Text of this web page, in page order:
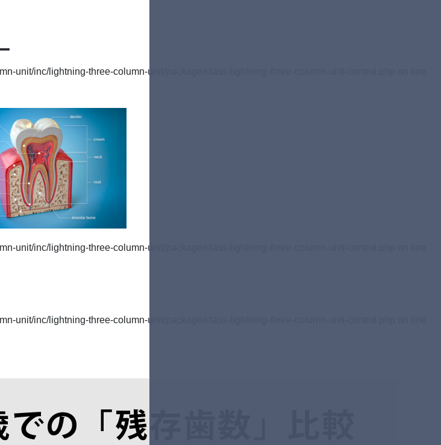
unit/inc/lightning-three-column-unit/package/class-lightning-three-column-unit-control.php on line
unit/inc/lightning-three-column-unit/package/class-lightning-three-column-unit-control.php on line
unit/inc/lightning-three-column-unit/package/class-lightning-three-column-unit-control.php on line